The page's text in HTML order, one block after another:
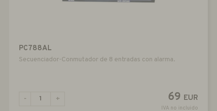
PC788AL
Secuenciador-Conmutador de 8 entradas con alarma.
69 EUR
IVA no incluido
- +